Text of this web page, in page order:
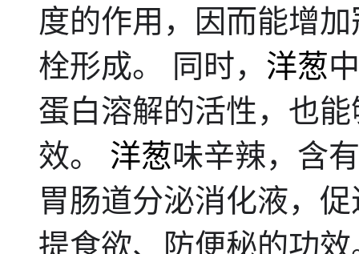
度的作用，因而能增
栓形成。 同时， 洋葱
蛋白溶解的活性，也
效。 洋葱味辛辣，含
胃肠道分泌消化液，
提食欲、防便秘的功效